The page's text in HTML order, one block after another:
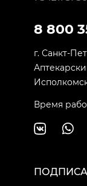
8 800
г. Санкт-
Время